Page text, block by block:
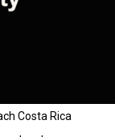
Costa Rica